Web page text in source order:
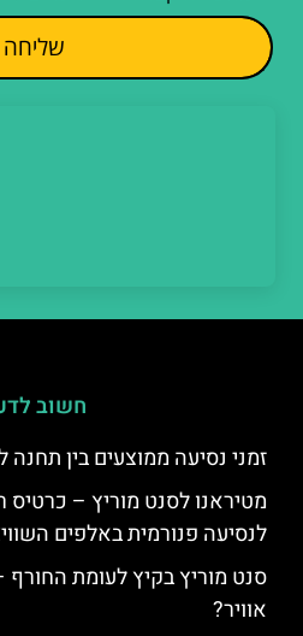
שליחה
חשוב
זמני נסיעה ממוצעים בין תחנה
מטיראנו לסנט מוריץ –
לנסיעה פנורמית באלפים
סנט מוריץ בקיץ לעומת
אוויר?